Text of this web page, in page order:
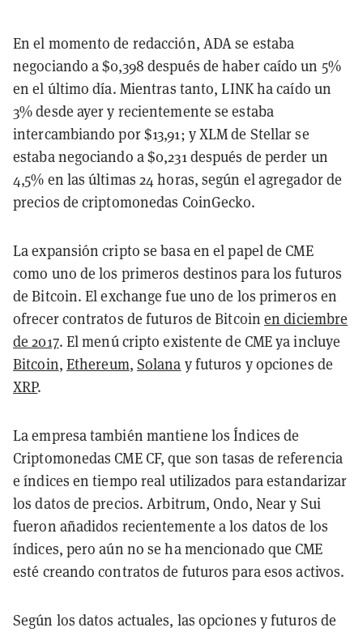
En el momento de redacción, ADA se estaba
negociando a $0,398 después de haber caído un 5%
en el último día. Mientras tanto, LINK ha caído un
3% desde ayer y recientemente se estaba
intercambiando por $13,91; y XLM de Stellar se
estaba negociando a $0,231 después de perder un
4,5% en las últimas 24 horas, según el agregador de
precios de criptomonedas CoinGecko.
La expansión cripto se basa en el papel de CME
como uno de los primeros destinos para los futuros
de Bitcoin. El exchange fue uno de los primeros en
ofrecer contratos de futuros de Bitcoinen diciembre
de 2017. El menú cripto existente de CME ya incluye
Bitcoin, Ethereum, Solana y futuros y opciones de
XRP.
La empresa también mantiene los Índices de
Criptomonedas CME CF, que son tasas de referencia
e índices en tiempo real utilizados para estandarizar
los datos de precios. Arbitrum, Ondo, Near y Sui
fueron añadidos recientemente a los datos de los
índices, pero aún no se ha mencionado que CME
esté creando contratos de futuros para esos activos.
Según los datos actuales, las opciones y futuros de